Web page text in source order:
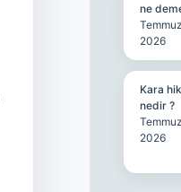
ne
2026
Kara
nedir ?
2026